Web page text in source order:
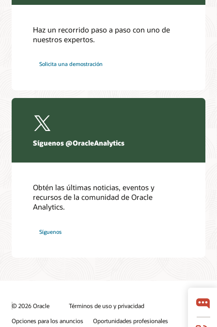
Haz un recorrido paso a paso con uno de
nuestros expertos.
Solicita una demostración
Síguenos @OracleAnalytics
Obtén las últimas noticias, eventos y
recursos de la comunidad de Oracle
Analytics.
Síguenos
© 2026 Oracle
Términos de uso y privacidad
Opciones para los anuncios
Oportunidades profesionales